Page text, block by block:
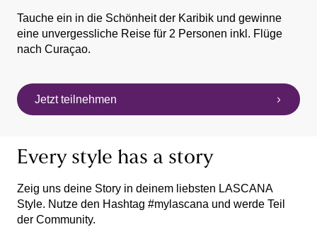
Tauche ein in die Schönheit der Karibik und gewinne
eine unvergessliche Reise für 2 Personen inkl. Flüge
nach Curaçao.
Jetzt teilnehmen
Every style has a story
Zeig uns deine Story in deinem liebsten LASCANA
Style. Nutze den Hashtag #mylascana und werde Teil
der Community.